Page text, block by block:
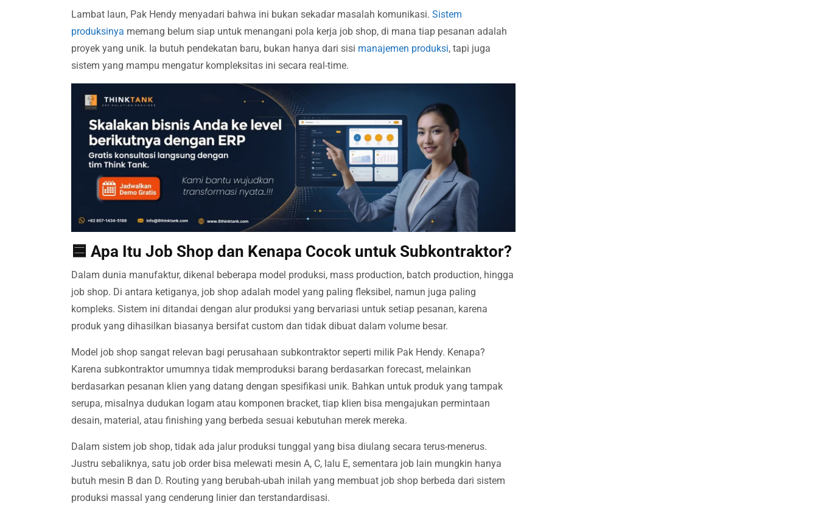
Lambat laun, Pak Hendy menyadari bahwa ini bukan sekadar masalah komunikasi. Sistem
produksinya memang belum siap untuk menangani pola kerja job shop, di mana tiap pesanan adalah
proyek yang unik. Ia butuh pendekatan baru, bukan hanya dari sisi manajemen produksi, tapi juga
sistem yang mampu mengatur kompleksitas ini secara real-time.
🟦 Apa Itu Job Shop dan Kenapa Cocok untuk Subkontraktor?
Dalam dunia manufaktur, dikenal beberapa model produksi, mass production, batch production, hingga
job shop. Di antara ketiganya, job shop adalah model yang paling fleksibel, namun juga paling
kompleks. Sistem ini ditandai dengan alur produksi yang bervariasi untuk setiap pesanan, karena
produk yang dihasilkan biasanya bersifat custom dan tidak dibuat dalam volume besar.
Model job shop sangat relevan bagi perusahaan subkontraktor seperti milik Pak Hendy. Kenapa?
Karena subkontraktor umumnya tidak memproduksi barang berdasarkan forecast, melainkan
berdasarkan pesanan klien yang datang dengan spesifikasi unik. Bahkan untuk produk yang tampak
serupa, misalnya dudukan logam atau komponen bracket, tiap klien bisa mengajukan permintaan
desain, material, atau finishing yang berbeda sesuai kebutuhan merek mereka.
Dalam sistem job shop, tidak ada jalur produksi tunggal yang bisa diulang secara terus-menerus.
Justru sebaliknya, satu job order bisa melewati mesin A, C, lalu E, sementara job lain mungkin hanya
butuh mesin B dan D. Routing yang berubah-ubah inilah yang membuat job shop berbeda dari sistem
produksi massal yang cenderung linier dan terstandardisasi.